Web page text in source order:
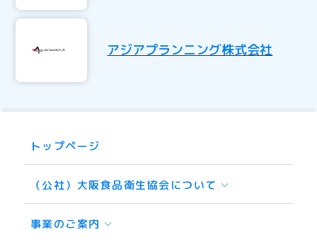
アジアプランニング株式会社
トップページ
（公社）大阪食品衛生協会について
事業のご案内